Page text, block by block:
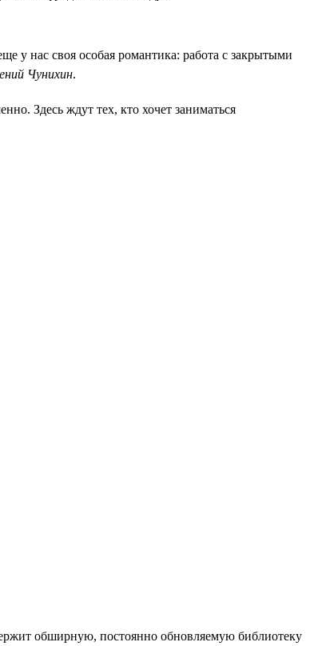
у нас своя особая романтика: работа с закрытыми
Чунихин.
Здесь ждут тех, кто хочет заниматься
обширную, постоянно обновляемую библиотеку